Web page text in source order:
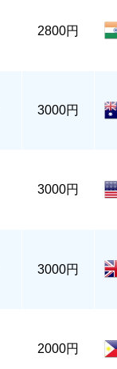
2800円
3000円
3000円
3000円
2000円